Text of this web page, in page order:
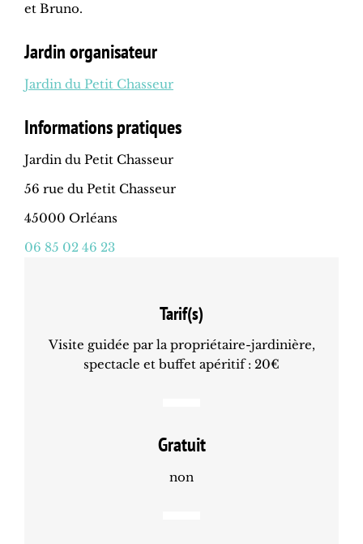
et Bruno.
Jardin organisateur
Jardin du Petit Chasseur
Informations pratiques
Jardin du Petit Chasseur
56 rue du Petit Chasseur
45000 Orléans
06 85 02 46 23
Tarif(s)
Visite guidée par la propriétaire-jardinière,
spectacle et buffet apéritif : 20€
Gratuit
non